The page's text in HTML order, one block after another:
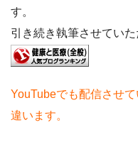
す。
引き続き執筆させてい
YouTubeでも配信させ
違います。